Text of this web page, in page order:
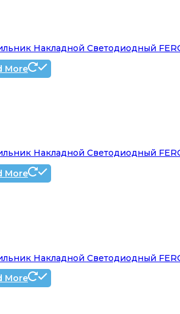
Накладной Светодиодный
More
Накладной Светодиодный
More
Накладной Светодиодный
More